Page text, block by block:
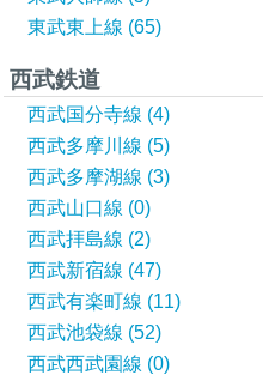
東武東上線 (65)
西武鉄道
西武国分寺線 (4)
西武多摩川線 (5)
西武多摩湖線 (3)
西武山口線 (0)
西武拝島線 (2)
西武新宿線 (47)
西武有楽町線 (11)
西武池袋線 (52)
西武西武園線 (0)